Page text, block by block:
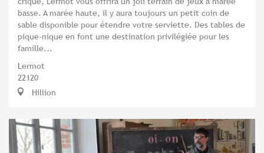
basse. A marée haute, il y aura toujours un petit coin de
sable disponible pour étendre votre serviette. Des tables de
pique-nique en font une destination privilégiée pour les
famille...
Lermot
22120
Hillion